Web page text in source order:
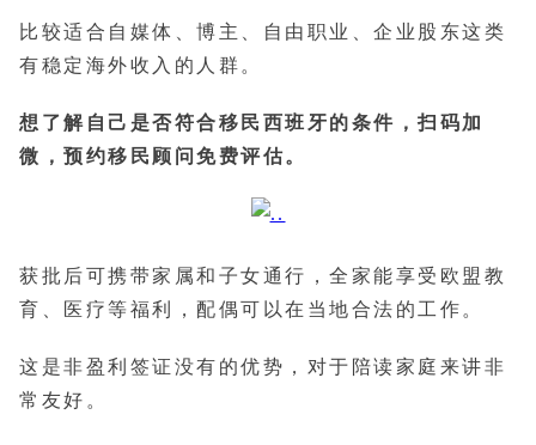
比较适合自媒体、博主、自由职业、企业股东这类
有稳定海外收入的人群。
想了解自己是否符合移民西班牙的条件，扫码加
微，预约移民顾问免费评估。
获批后可携带家属和子女通行，全家能享受欧盟教
育、医疗等福利，配偶可以在当地合法的工作。
这是非盈利签证没有的优势，对于陪读家庭来讲非
常友好。